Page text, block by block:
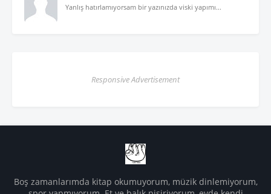
Yanlış hatırlamıyorsam bir yazınızda viski yapımı...
Responsive Advertisement
Boş zamanlarımda kitap okumuyorum, müzik dinlemiyorum,